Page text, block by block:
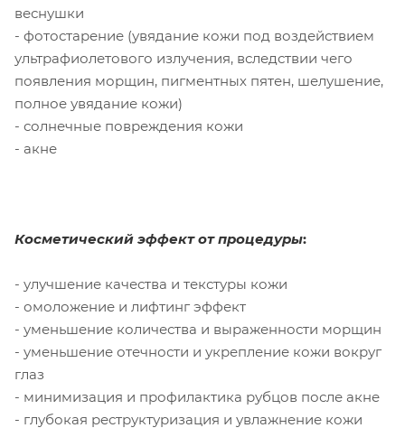
веснушки
- фотостарение (увядание кожи под воздействием
ультрафиолетового излучения, вследствии чего
появления морщин, пигментных пятен, шелушение,
полное увядание кожи)
- солнечные повреждения кожи
- акне
Косметический эффект от процедуры:
- улучшение качества и текстуры кожи
- омоложение и лифтинг эффект
- уменьшение количества и выраженности морщин
- уменьшение отечности и укрепление кожи вокруг
глаз
- минимизация и профилактика рубцов после акне
- глубокая реструктуризация и увлажнение кожи